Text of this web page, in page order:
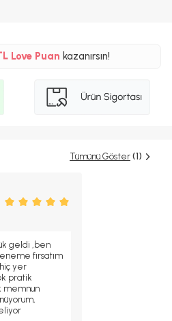
Love Puankazanırsın!
Tümünü Göster (1)
geldi ,ben
fırsatım
yer
pratik
memnun